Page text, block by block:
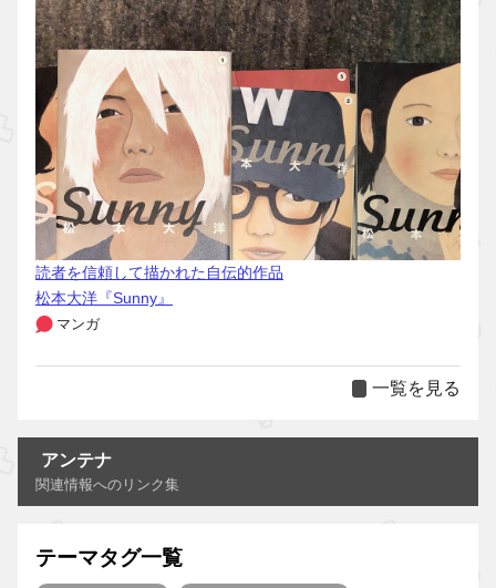
読者を信頼して描かれた自伝的作品
松本大洋『Sunny』
マンガ
一覧を見る
アンテナ
関連情報へのリンク集
テーマタグ一覧